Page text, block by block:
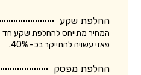
החלפת שקע
המחיר מתייחס להחלפת שקע
פאזי עשויה להתייקר בכ- 40%.
החלפת מפסק